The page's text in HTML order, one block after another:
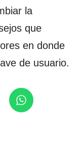
la
que
en donde
de usuario.